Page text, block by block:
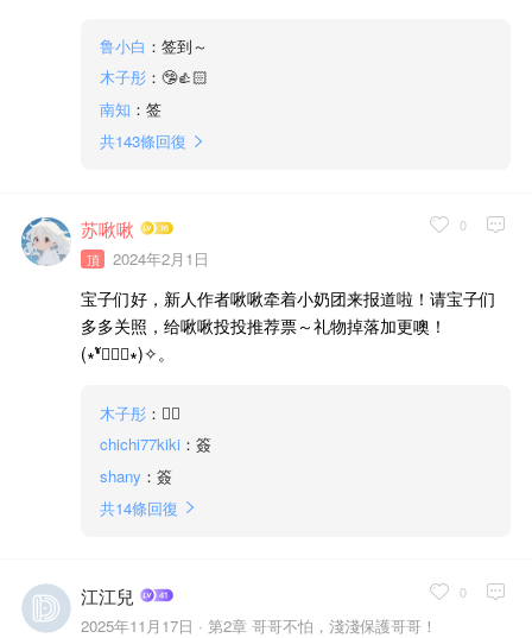
鲁小白 ：签到～
木子彤：🤥👍🏻
南知 ：签
共143條回復
苏啾啾
頂 2024年2月1日
0
宝子们好，新人作者啾啾牵着小奶团来报道啦！请宝子们
多多关照，给啾啾投投推荐票～礼物掉落加更噢！
(∗❛ั∀❛ั∗)✧。
木子彤：👍🏻
chichi77kiki：簽
shany ：簽
共14條回復
江江兒
2025年11月17日 ·第2章 哥哥不怕，淺淺保護哥哥！
0